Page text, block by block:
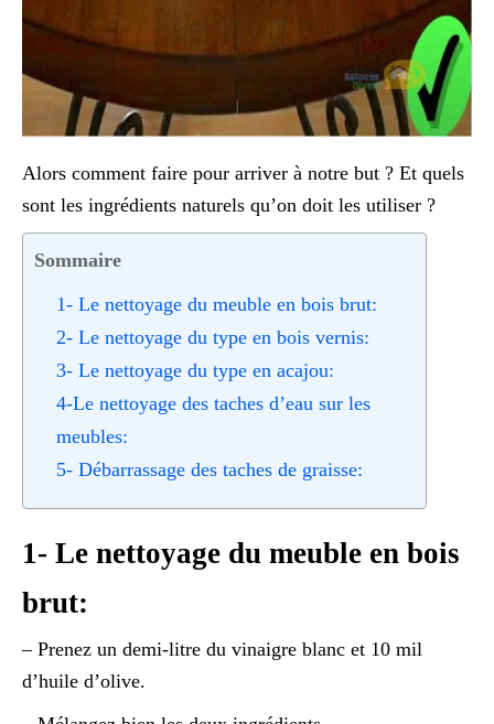
Alors comment faire pour arriver à notre but ? Et quels
sont les ingrédients naturels qu’on doit les utiliser ?
Sommaire
1- Le nettoyage du meuble en bois brut:
2- Le nettoyage du type en bois vernis:
3- Le nettoyage du type en acajou:
4-Le nettoyage des taches d’eau sur les
meubles:
5- Débarrassage des taches de graisse:
1- Le nettoyage du meuble en bois
brut:
– Prenez un demi-litre du vinaigre blanc et 10 mil
d’huile d’olive.